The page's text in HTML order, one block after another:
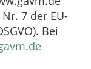
7 der EU-
Bei